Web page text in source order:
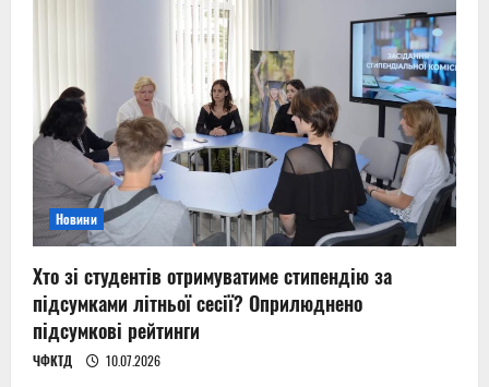
Новини
Хто зі студентів отримуватиме стипендію за
підсумками літньої сесії? Оприлюднено
підсумкові рейтинги
ЧФКТД 10.07.2026